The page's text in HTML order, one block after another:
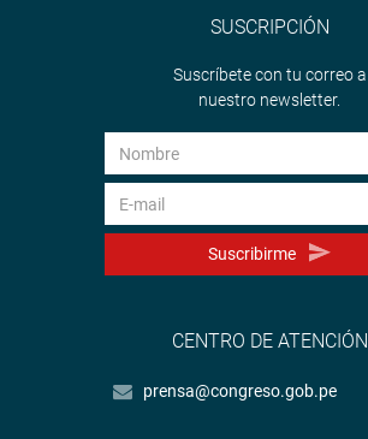
SUSCRIPCIÓN
Suscríbete con tu correo a
nuestro newsletter.
Suscribirme
CENTRO DE ATENCIÓN
prensa@congreso.gob.pe